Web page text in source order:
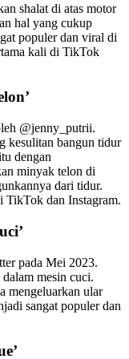
shalat di atas motor
hal yang cukup
populer dan viral di
kali di TikTok
@jenny_putrii.
kesulitan bangun tidur
dengan
minyak telon di
dari tidur.
TikTok dan Instagram.
pada Mei 2023.
mesin cuci.
mengeluarkan ular
sangat populer dan